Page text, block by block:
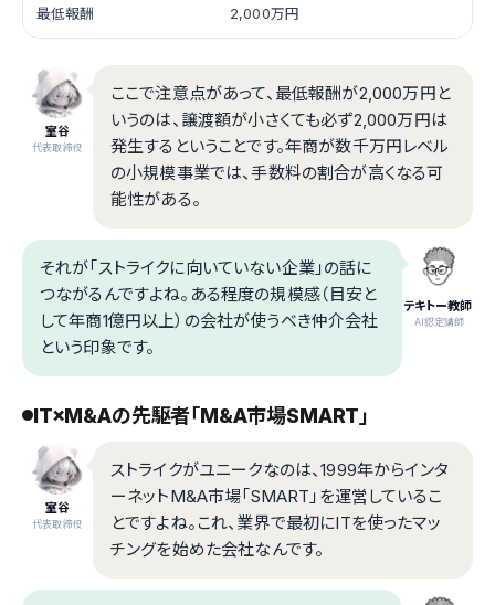
最低報酬 2,000万円
室谷
代表取締役
ここで注意点があって、最低報酬が2,000万円と
いうのは、譲渡額が小さくても必ず2,000万円は
発生するということです。年商が数千万円レベル
の小規模事業では、手数料の割合が高くなる可
能性がある。
テキトー教師
.AI認定講師
それが「ストライクに向いていない企業」の話に
つながるんですよね。ある程度の規模感（目安と
して年商1億円以上）の会社が使うべき仲介会社
という印象です。
IT×M&Aの先駆者「M&A市場SMART」
室谷
代表取締役
ストライクがユニークなのは、1999年からインタ
ーネットM&A市場「SMART」を運営しているこ
とですよね。これ、業界で最初にITを使ったマッ
チングを始めた会社なんです。